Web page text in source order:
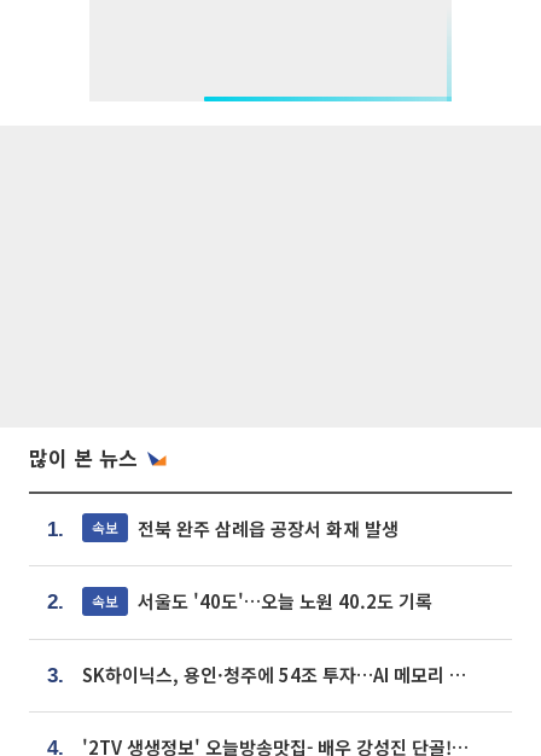
많이 본 뉴스
1. 속보 전북 완주 삼례읍 공장서 화재 발생
2. 속보 서울도 '40도'…오늘 노원 40.2도 기록
3. SK하이닉스, 용인·청주에 54조 투자…AI 메모리 생산기지 키운다
4. '2TV 생생정보' 오늘방송맛집- 배우 강성진 단골! 쌀국수ㆍ푸팟퐁 커리 맛집 '블○○○'